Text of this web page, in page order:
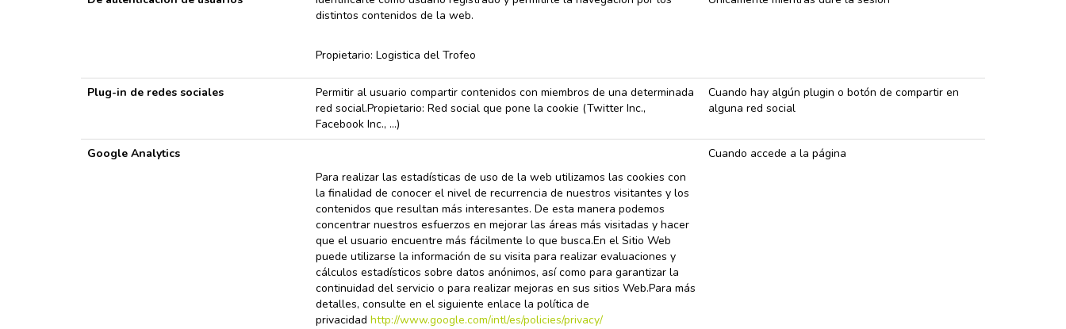
distintos contenidos de la web.
Propietario: Logistica del Trofeo
Plug-in de redes sociales
Permitir al usuario compartir contenidos con miembros de una determinada
red social.Propietario: Red social que pone la cookie (Twitter Inc.,
Facebook Inc., …)
Cuando hay algún plugin o botón de compartir en
alguna red social
Google Analytics
Para realizar las estadísticas de uso de la web utilizamos las cookies con
la finalidad de conocer el nivel de recurrencia de nuestros visitantes y los
contenidos que resultan más interesantes. De esta manera podemos
concentrar nuestros esfuerzos en mejorar las áreas más visitadas y hacer
que el usuario encuentre más fácilmente lo que busca.En el Sitio Web
puede utilizarse la información de su visita para realizar evaluaciones y
cálculos estadísticos sobre datos anónimos, así como para garantizar la
continuidad del servicio o para realizar mejoras en sus sitios Web.Para más
detalles, consulte en el siguiente enlace la política de
privacidad http://www.google.com/intl/es/policies/privacy/
Cuando accede a la página